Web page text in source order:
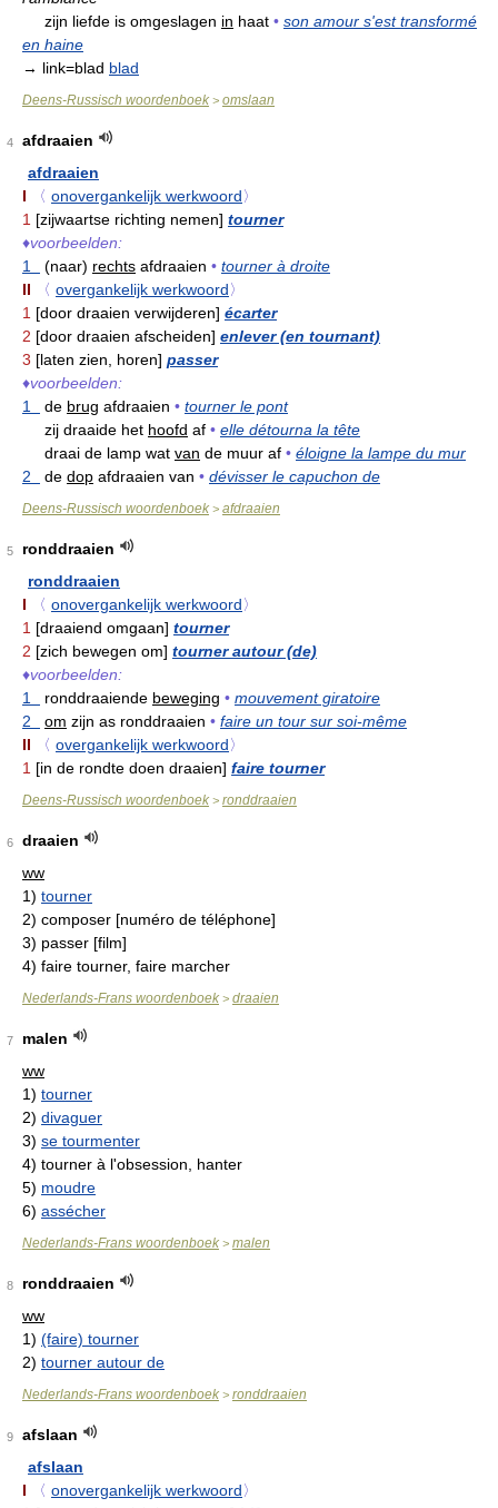
zijn liefde is omgeslagen in haat • son amour s'est transformé
en haine
→ link=blad blad
Deens-Russisch woordenboek > omslaan
4
afdraaien
afdraaien
I
〈 onovergankelijk werkwoord〉
1 [zijwaartse richting nemen] tourner
♦voorbeelden:
1
(naar) rechts afdraaien • tourner à droite
II
〈 overgankelijk werkwoord〉
1 [door draaien verwijderen] écarter
2 [door draaien afscheiden] enlever (en tournant)
3 [laten zien, horen] passer
♦voorbeelden:
1
de brug afdraaien • tourner le pont
zij draaide het hoofd af • elle détourna la tête
draai de lamp wat van de muur af • éloigne la lampe du mur
2
de dop afdraaien van • dévisser le capuchon de
Deens-Russisch woordenboek > afdraaien
5
ronddraaien
ronddraaien
I
〈 onovergankelijk werkwoord〉
1 [draaiend omgaan] tourner
2 [zich bewegen om] tourner autour (de)
♦voorbeelden:
1
ronddraaiende beweging • mouvement giratoire
2
om zijn as ronddraaien • faire un tour sur soi-même
II
〈 overgankelijk werkwoord〉
1 [in de rondte doen draaien] faire tourner
Deens-Russisch woordenboek > ronddraaien
6
draaien
ww
1) tourner
2) composer [numéro de téléphone]
3) passer [film]
4) faire tourner, faire marcher
Nederlands-Frans woordenboek > draaien
7
malen
ww
1) tourner
2) divaguer
3) se tourmenter
4) tourner à l'obsession, hanter
5) moudre
6) assécher
Nederlands-Frans woordenboek > malen
8
ronddraaien
ww
1) (faire) tourner
2) tourner autour de
Nederlands-Frans woordenboek > ronddraaien
9
afslaan
afslaan
I
〈 onovergankelijk werkwoord〉